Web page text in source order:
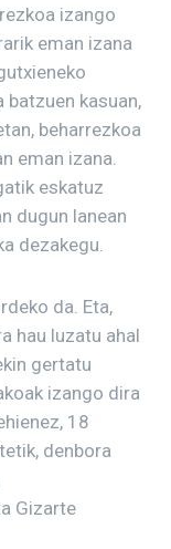
izango
eman izana
batzuen kasuan,
beharrezkoa
eman izana.
eskatuz
dugun lanean
dezakegu.
da. Eta,
hau luzatu ahal
gertatu
izango dira
18
denbora
Gizarte